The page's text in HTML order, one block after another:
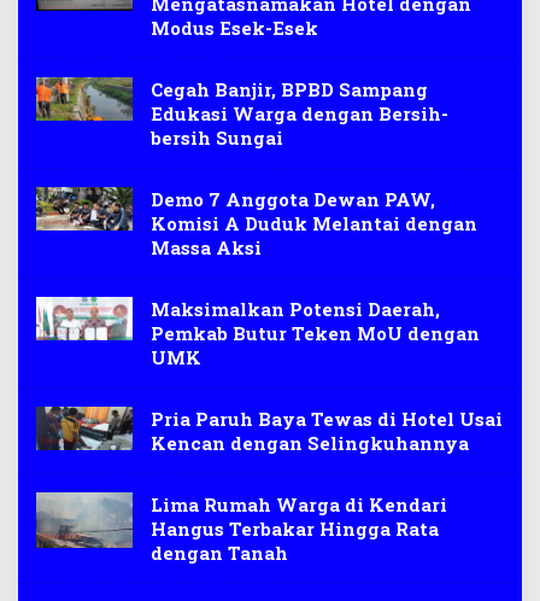
Modus Esek-Esek
Cegah Banjir, BPBD Sampang
Edukasi Warga dengan Bersih-
bersih Sungai
Demo 7 Anggota Dewan PAW,
Komisi A Duduk Melantai dengan
Massa Aksi
Maksimalkan Potensi Daerah,
Pemkab Butur Teken MoU dengan
UMK
Pria Paruh Baya Tewas di Hotel Usai
Kencan dengan Selingkuhannya
Lima Rumah Warga di Kendari
Hangus Terbakar Hingga Rata
dengan Tanah